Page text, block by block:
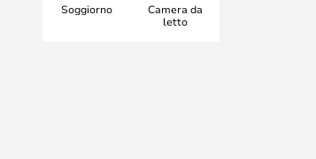
Soggiorno
Camera da
letto